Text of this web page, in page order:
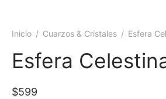
Inicio / Cuarzos & Cristales / Esfera
Esfera
$599